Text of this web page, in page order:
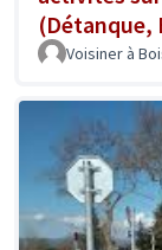
(Détanque,
Voisiner à